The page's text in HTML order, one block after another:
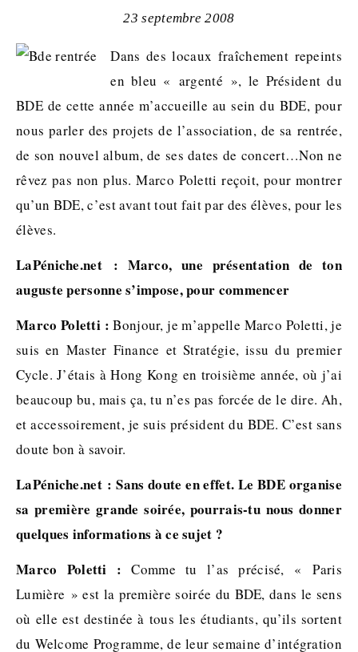
23 septembre 2008
Dans des locaux fraîchement repeints
en bleu « argenté », le Président du
BDE de cette année m’accueille au sein du BDE, pour
nous parler des projets de l’association, de sa rentrée,
de son nouvel album, de ses dates de concert…Non ne
rêvez pas non plus. Marco Poletti reçoit, pour montrer
qu’un BDE, c’est avant tout fait par des élèves, pour les
élèves.
LaPéniche.net : Marco, une présentation de ton
auguste personne s’impose, pour commencer
Marco Poletti : Bonjour, je m’appelle Marco Poletti, je
suis en Master Finance et Stratégie, issu du premier
Cycle. J’étais à Hong Kong en troisième année, où j’ai
beaucoup bu, mais ça, tu n’es pas forcée de le dire. Ah,
et accessoirement, je suis président du BDE. C’est sans
doute bon à savoir.
LaPéniche.net : Sans doute en effet. Le BDE organise
sa première grande soirée, pourrais-tu nous donner
quelques informations à ce sujet ?
Marco Poletti : Comme tu l’as précisé, « Paris
Lumière » est la première soirée du BDE, dans le sens
où elle est destinée à tous les étudiants, qu’ils sortent
du Welcome Programme, de leur semaine d’intégration